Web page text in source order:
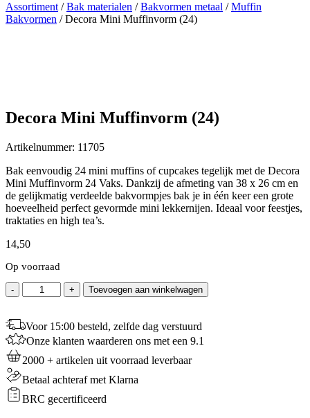
Assortiment /Bak materialen /Bakvormen metaal /Muffin
Bakvormen /Decora Mini Muffinvorm (24)
Decora Mini Muffinvorm (24)
Artikelnummer: 11705
Bak eenvoudig 24 mini muffins of cupcakes tegelijk met de Decora
Mini Muffinvorm 24 Vaks. Dankzij de afmeting van 38 x 26 cm en
de gelijkmatig verdeelde bakvormpjes bak je in één keer een grote
hoeveelheid perfect gevormde mini lekkernijen. Ideaal voor feestjes,
traktaties en high tea’s.
14,50
Op voorraad
-
Decora
Mini
(24)
aantal
+ Toevoegen aan winkelwagen
Voor 15:00 besteld, zelfde dag verstuurd
Onze klanten waarderen ons met een 9.1
2000 + artikelen uit voorraad leverbaar
Betaal achteraf met Klarna
BRC gecertificeerd